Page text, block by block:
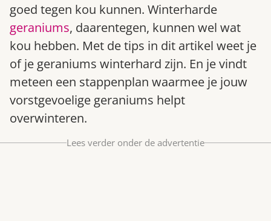
Gardeners’ World 08/2026
Bestel nu
Abonneer
goed tegen kou kunnen. Winterharde
geraniums, daarentegen, kunnen wel wat
kou hebben. Met de tips in dit artikel weet je
of je geraniums winterhard zijn. En je vindt
meteen een stappenplan waarmee je jouw
vorstgevoelige geraniums helpt
overwinteren.
Lees verder onder de advertentie